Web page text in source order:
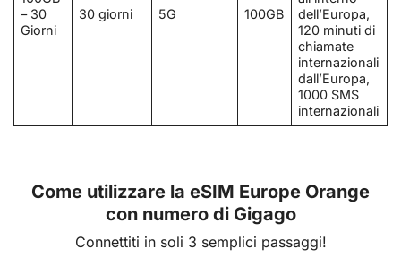
– 30
Giorni
30 giorni 5G 100GB
dell’Europa,
120 minuti di
chiamate
internazionali
dall’Europa,
1000 SMS
internazionali
Come utilizzare la eSIM Europe Orange
con numero di Gigago
Connettiti in soli 3 semplici passaggi!